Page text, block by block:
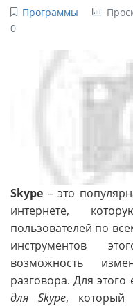
Программы
0
Skype – это
интернете,
пользователей по
инструментов
возможность
разговора. Для этого
для Skype, который